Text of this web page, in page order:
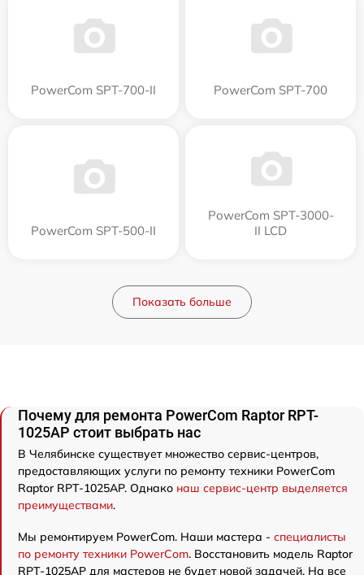
PowerCom SPT-700-II PowerCom SPT-700
PowerCom SPT-500-II
PowerCom SPT-3000-
II LCD
Показать больше
Почему для ремонта PowerCom Raptor RPT-
1025AP стоит выбрать нас
В Челябинске существует множество сервис-центров,
предоставляющих услуги по ремонту техники PowerCom
Raptor RPT-1025AP. Однако наш сервис-центр выделяется
преимуществами.
Мы ремонтируем PowerCom. Наши мастера - специалисты
по ремонту техники PowerCom. Восстановить модель Raptor
RPT-1025AP для мастеров не будет новой задачей. На все